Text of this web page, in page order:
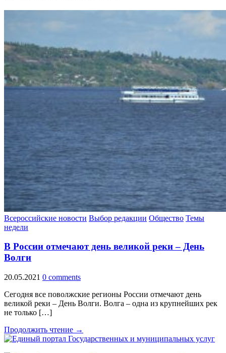
Всероссийские новости Выбор редакции Общество Темы
недели
В России отмечают день великой реки – День
Волги
20.05.2021 0 comments
Сегодня все поволжские регионы России отмечают день
великой реки – День Волги. Волга – одна из крупнейших рек
не только […]
Продолжить чтение →